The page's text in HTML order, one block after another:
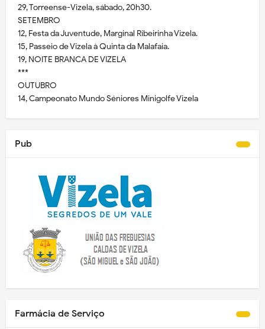
29, Torreense-Vizela, sábado, 20h30.
SETEMBRO
12, Festa da Juventude, Marginal Ribeirinha Vizela.
15, Passeio de Vizela à Quinta da Malafaia.
19, NOITE BRANCA DE VIZELA
***
OUTUBRO
14, Campeonato Mundo Séniores Minigolfe Vizela
Pub
Farmácia de Serviço